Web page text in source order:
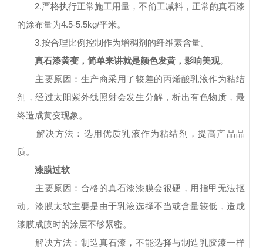
2.严格执行正常施工用量，不偷工减料，正常的真石漆
的涂布量为4.5-5.5kg/平米。
3.按合理比例控制作为增稠剂的纤维素含量。
真石漆黄变，简单来讲就是颜色发黄，影响美观。
主要原因：生产商采用了较差的丙烯酸乳液作为粘结
剂，经过太阳紫外线照射会发生分解，析出有色物质，最
终造成黄变现象。
解决方法：选用优质乳液作为粘结剂，提高产品品
质。
漆膜过软
主要原因：合格的真石漆漆膜会很硬，用指甲无法抠
动。漆膜太软主要是由于乳液选择不当或含量较低，造成
漆膜成膜时的涂层不够紧密。
解决方法：制造真石漆，不能选择与制造乳胶漆一样